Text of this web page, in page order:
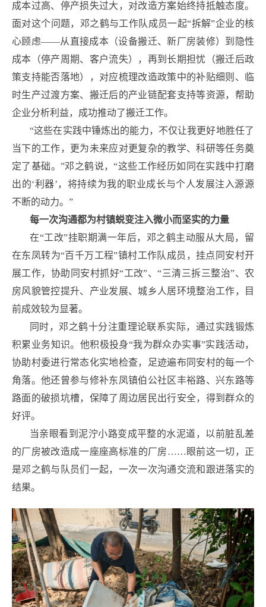
成本过高、停产损失过大，对改造方案始终持抵触态度。
面对这个问题，邓之鹤与工作队成员一起“拆解”企业的核
心顾虑——从直接成本（设备搬迁、新厂房装修）到隐性
成本（停产周期、客户流失），再到长期担忧（搬迁后政
策支持能否落地），对应梳理改造政策中的补贴细则、临
时生产过渡方案、搬迁后的产业链配套支持等资源，帮助
企业分析利益，成功推动了搬迁工作。
“这些在实践中锤炼出的能力，不仅让我更好地胜任了
当下的工作，更为未来应对更复杂的教学、科研等任务奠
定了基础。”邓之鹤说，“这些工作经历如同在实践中打磨
出的‘利器’，将持续为我的职业成长与个人发展注入源源
不断的动力。”
每一次沟通都为村镇蜕变注入微小而坚实的力量
在“工改”挂职期满一年后，邓之鹤主动服从大局，留
在东凤转为“百千万工程”镇村工作队成员，挂点同安村开
展工作，协助同安村抓好“工改”、“三清三拆三整治”、农
房风貌管控提升、产业发展、城乡人居环境整治工作，目
前成效较为显著。
同时，邓之鹤十分注重理论联系实际，通过实践锻炼
积累业务知识。他积极投身“我为群众办实事”实践活动，
协助村委进行常态化实地检查，足迹遍布同安村的每一个
角落。他还曾参与修补东凤镇伯公社区丰裕路、兴东路等
路面的破损坑槽，保障了周边居民出行安全，得到群众的
好评。
当亲眼看到泥泞小路变成平整的水泥道，以前脏乱差
的厂房被改造成一座座高标准的厂房……眼前这一切，正
是邓之鹤与队员们一起，一次一次沟通交流和跟进落实的
结果。